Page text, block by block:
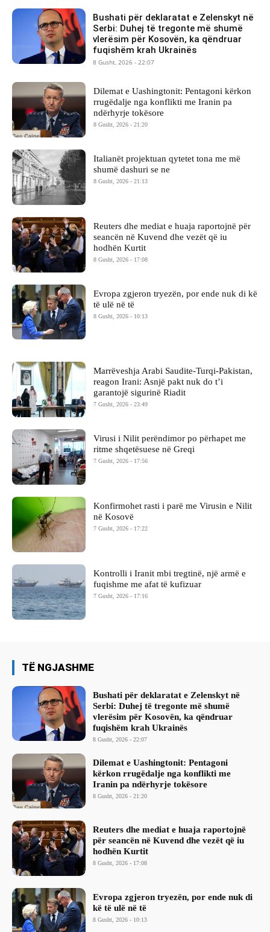
Bushati për deklaratat e Zelenskyt në
Serbi: Duhej të tregonte më shumë
vlerësim për Kosovën, ka qëndruar
fuqishëm krah Ukrainës
8 Gusht, 2026 - 22:07
Dilemat e Uashingtonit: Pentagoni kërkon
rrugëdalje nga konflikti me Iranin pa
ndërhyrje tokësore
8 Gusht, 2026 - 21:20
Italianët projektuan qytetet tona me më
shumë dashuri se ne
8 Gusht, 2026 - 21:13
Reuters dhe mediat e huaja raportojnë për
seancën në Kuvend dhe vezët që iu
hodhën Kurtit
8 Gusht, 2026 - 17:08
Evropa zgjeron tryezën, por ende nuk di kë
të ulë në të
8 Gusht, 2026 - 10:13
Marrëveshja Arabi Saudite-Turqi-Pakistan,
reagon Irani: Asnjë pakt nuk do t’i
garantojë sigurinë Riadit
7 Gusht, 2026 - 23:49
Virusi i Nilit perëndimor po përhapet me
ritme shqetësuese në Greqi
7 Gusht, 2026 - 17:56
Konfirmohet rasti i parë me Virusin e Nilit
në Kosovë
7 Gusht, 2026 - 17:22
Kontrolli i Iranit mbi tregtinë, një armë e
fuqishme me afat të kufizuar
7 Gusht, 2026 - 17:16
TË NGJASHME
Bushati për deklaratat e Zelenskyt në
Serbi: Duhej të tregonte më shumë
vlerësim për Kosovën, ka qëndruar
fuqishëm krah Ukrainës
8 Gusht, 2026 - 22:07
Dilemat e Uashingtonit: Pentagoni
kërkon rrugëdalje nga konflikti me
Iranin pa ndërhyrje tokësore
8 Gusht, 2026 - 21:20
Reuters dhe mediat e huaja raportojnë
për seancën në Kuvend dhe vezët që iu
hodhën Kurtit
8 Gusht, 2026 - 17:08
Evropa zgjeron tryezën, por ende nuk di
kë të ulë në të
8 Gusht, 2026 - 10:13